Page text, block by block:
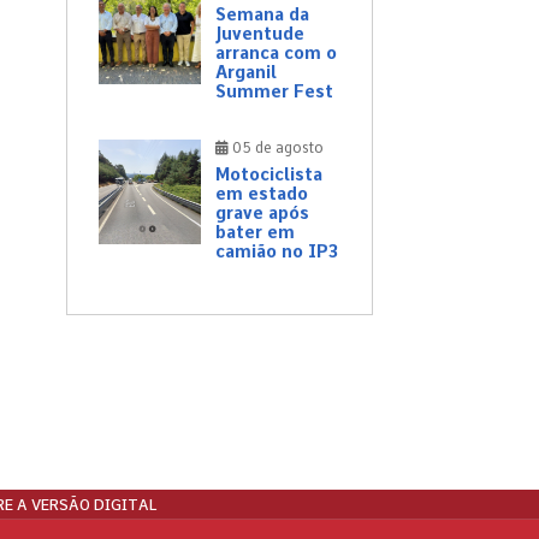
Semana da
Juventude
arranca com o
Arganil
Summer Fest
05 de agosto
Motociclista
em estado
grave após
bater em
camião no IP3
A VERSÃO DIGITAL